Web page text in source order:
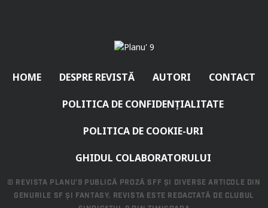
HOME DESPRE REVISTĂ AUTORI CONTACT
POLITICA DE CONFIDENȚIALITATE
POLITICA DE COOKIE-URI
GHIDUL COLABORATORULUI
© REVISTA PLANU'9 PUBLICĂ PROZĂ SFF ȘI DIVERSE ARTICOLE DIN
GENURILE SF ȘI FANTASY. REVISTA ESTE REDACTATĂ DE CLUBUL